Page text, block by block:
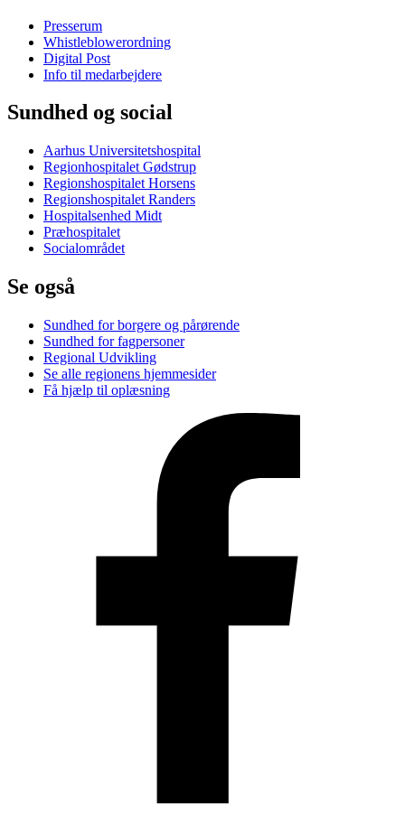
Presserum
Whistleblowerordning
Digital Post
Info til medarbejdere
Sundhed og social
Aarhus Universitetshospital
Regionhospitalet Gødstrup
Regionshospitalet Horsens
Regionshospitalet Randers
Hospitalsenhed Midt
Præhospitalet
Socialområdet
Se også
Sundhed for borgere og pårørende
Sundhed for fagpersoner
Regional Udvikling
Se alle regionens hjemmesider
Få hjælp til oplæsning